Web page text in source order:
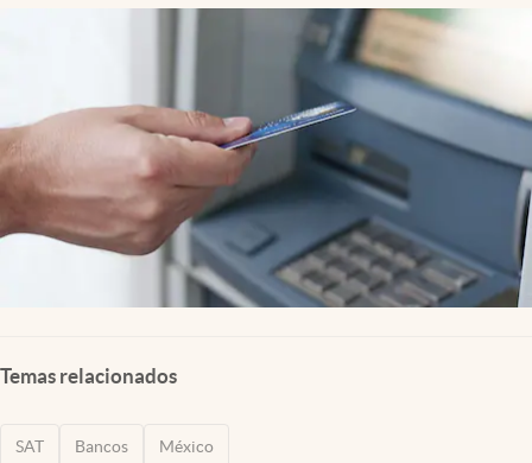
Temas relacionados
SAT Bancos México